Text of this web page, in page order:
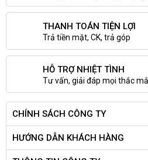
THANH TOÁN TIỆN LỢI
Trả tiền mặt, CK, trả góp
HỖ TRỢ NHIỆT TÌNH
Tư vấn, giải đáp mọi thắc
CHÍNH SÁCH CÔNG TY
HƯỚNG DẪN KHÁCH HÀNG